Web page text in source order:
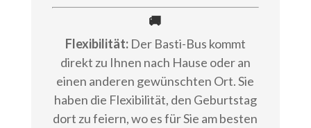
🚚
Flexibilität:Der Basti-Bus kommt
direkt zu Ihnen nach Hause oder an
einen anderen gewünschten Ort. Sie
haben die Flexibilität, den Geburtstag
dort zu feiern, wo es für Sie am besten